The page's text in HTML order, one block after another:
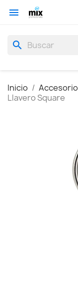

search
Inicio
Llavero Square